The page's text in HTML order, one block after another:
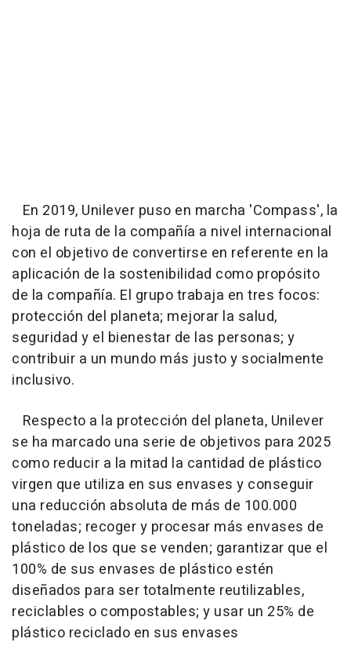
En 2019, Unilever puso en marcha 'Compass', la
hoja de ruta de la compañía a nivel internacional
con el objetivo de convertirse en referente en la
aplicación de la sostenibilidad como propósito
de la compañía. El grupo trabaja en tres focos:
protección del planeta; mejorar la salud,
seguridad y el bienestar de las personas; y
contribuir a un mundo más justo y socialmente
inclusivo.
Respecto a la protección del planeta, Unilever
se ha marcado una serie de objetivos para 2025
como reducir a la mitad la cantidad de plástico
virgen que utiliza en sus envases y conseguir
una reducción absoluta de más de 100.000
toneladas; recoger y procesar más envases de
plástico de los que se venden; garantizar que el
100% de sus envases de plástico estén
diseñados para ser totalmente reutilizables,
reciclables o compostables; y usar un 25% de
plástico reciclado en sus envases